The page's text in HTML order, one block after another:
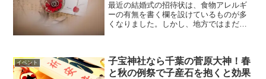
最近の結婚式の招待状は、食物アレルギ
ーの有無を書く欄を設けているものが多
くなりました。しかし、地方ではまだま
のように伝えればいいので...
イベント
子宝神社なら千葉の菅原大神！春
と秋の例祭で子産石を抱くと効果